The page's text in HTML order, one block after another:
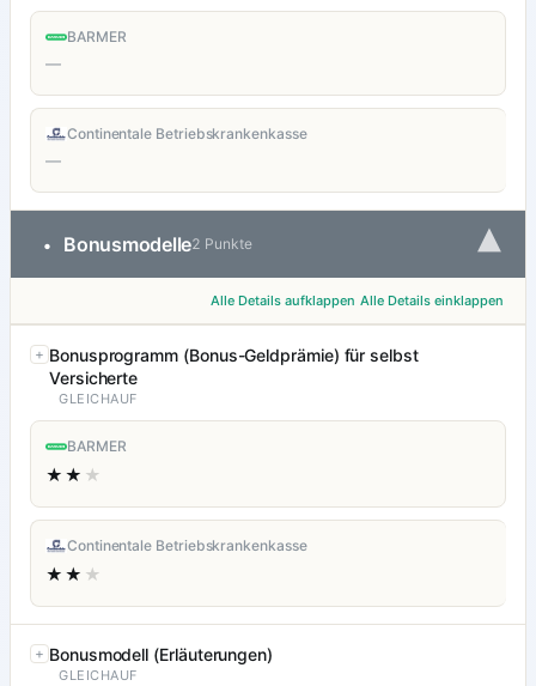
BARMER
—
Continentale Betriebskrankenkasse
—
• Bonusmodelle2 Punkte ▾
Alle Details aufklappen Alle Details einklappen
Bonusprogramm (Bonus-Geldprämie) für selbst
Versicherte
GLEICHAUF
BARMER
★★ ★
Continentale Betriebskrankenkasse
★★ ★
Bonusmodell (Erläuterungen)
GLEICHAUF